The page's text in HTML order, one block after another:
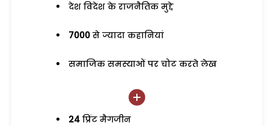
देश विदेश के राजनैतिक मुद्दे
7000 से ज्यादा कहानियां
समाजिक समस्याओं पर चोट करते लेख
24 प्रिंट मैगजीन